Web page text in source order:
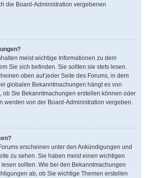
die Board-Administration vergebenen
meist wichtige Informationen zu dem
Sie sich befinden. Sie sollten sie stets lesen.
oben auf jeder Seite des Forums, in dem
globalen Bekanntmachungen hängt es von
ob Sie Bekanntmachungen erstellen können oder
werden von der Board-Administration vergeben.
erscheinen unter den Ankündigungen und
zu sehen. Sie haben meist einen wichtigen
sollten. Wie bei den Bekanntmachungen
ab, ob Sie wichtige Themen erstellen